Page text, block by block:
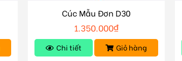
Cúc Mẫu Đơn D30
1.350.000₫
Chi tiết Giỏ hàng